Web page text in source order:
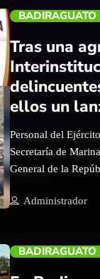
lo necesitan. De
todos los
y aprovechar los
BADIRAGUATO
Tras una
ellos un
Personal del
Secretaría de
General de la
cinco personas con
por parte de civiles
Administrador
BADIRAGUATO